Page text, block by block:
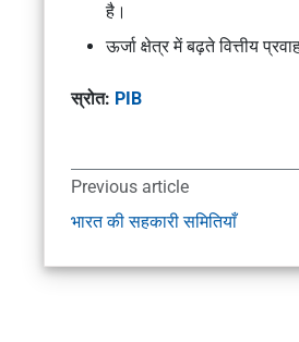
है।
ऊर्जा क्षेत्र में बढ़ते वित्तीय
स्रोत: PIB
Previous article
भारत की सहकारी समितियाँ